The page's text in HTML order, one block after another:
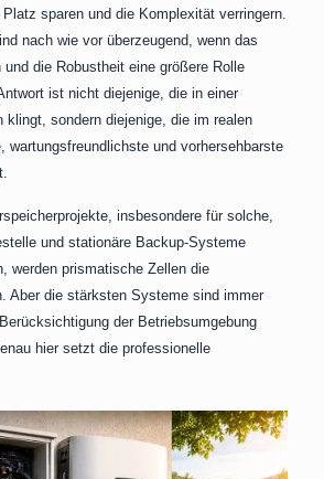
sparen und die Komplexität verringern.
nach wie vor überzeugend, wenn das
die Robustheit eine größere Rolle
ist nicht diejenige, die in einer
klingt, sondern diejenige, die im realen
wartungsfreundlichste und vorhersehbarste
insbesondere für solche,
und stationäre Backup-Systeme
werden prismatische Zellen die
Aber die stärksten Systeme sind immer
der Betriebsumgebung
hier setzt die professionelle